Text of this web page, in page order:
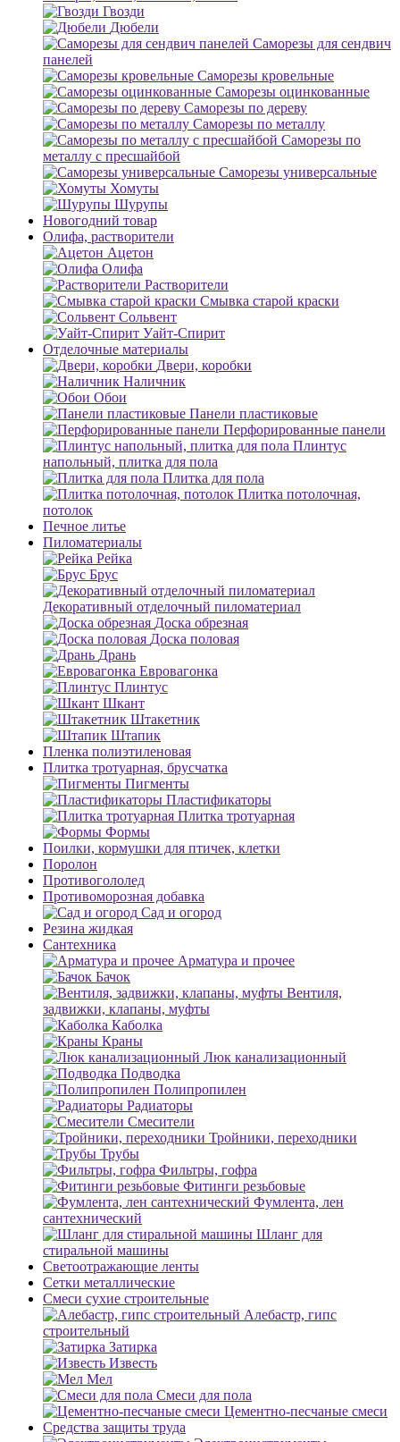
Гвозди
Дюбели
Саморезы для сендвич
панелей
Саморезы кровельные
Саморезы оцинкованные
Саморезы по дереву
Саморезы по металлу
Саморезы по
металлу с пресшайбой
Саморезы универсальные
Хомуты
Шурупы
Новогодний товар
Олифа, растворители
Ацетон
Олифа
Растворители
Смывка старой краски
Сольвент
Уайт-Спирит
Отделочные материалы
Двери, коробки
Наличник
Обои
Панели пластиковые
Перфорированные панели
Плинтус
напольный, плитка для пола
Плитка для пола
Плитка потолочная,
потолок
Печное литье
Пиломатериалы
Рейка
Брус
Декоративный отделочный пиломатериал
Доска обрезная
Доска половая
Дрань
Евровагонка
Плинтус
Шкант
Штакетник
Штапик
Пленка полиэтиленовая
Плитка тротуарная, брусчатка
Пигменты
Пластификаторы
Плитка тротуарная
Формы
Поилки, кормушки для птичек, клетки
Поролон
Противогололед
Противоморозная добавка
Сад и огород
Резина жидкая
Сантехника
Арматура и прочее
Бачок
Вентиля,
задвижки, клапаны, муфты
Каболка
Краны
Люк канализационный
Подводка
Полипропилен
Радиаторы
Смесители
Тройники, переходники
Трубы
Фильтры, гофра
Фитинги резьбовые
Фумлента, лен
сантехнический
Шланг для
стиральной машины
Светоотражающие ленты
Сетки металлические
Смеси сухие строительные
Алебастр, гипс
строительный
Затирка
Известь
Мел
Смеси для пола
Цементно-песчаные смеси
Средства защиты труда